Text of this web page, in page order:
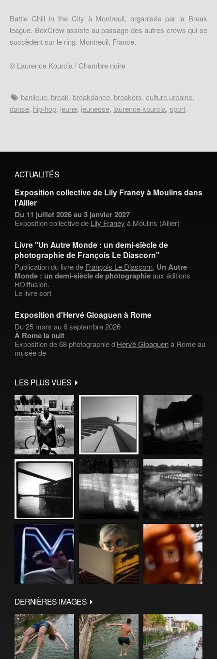
Battle Chill in the City à Montreuil, organisée par la Break
league. BoxCrew assiste au passage des autres crews qui se
succèdent sur le ring. Montreuil, France.
© Laurence Kourcia / Chambre noire
banlieue, break, breakdance, breakers,culture urbaine,
danse, hip-hop, jeune, jeunesse, laurence kourcia, sport
ACTUALITÉS
Exposition collective de Lily Franey à Moulins dans
l'Allier
Du 11 juillet 2026 au 3 janvier 2027
Exposition collective de Lily Franey à Moulins (Allier)
Livre "Un Autre Monde : un demi-siècle de
photographie de François Le Diascorn"
Publication du livre de François Le Diascorn, Un Autre
Monde : un demi-siècle de photographieaux éditions
HDiffusion.
Le livre sort
Exposition d'Hervé Gloaguen à Rome
Du 25 mars au 6 septembre 2026
À Rome la nuit
Exposition de 68 photographie d'Hervé Gloaguenà Rome au
musée de
LES PLUS VUES
DERNIÈRES IMAGES